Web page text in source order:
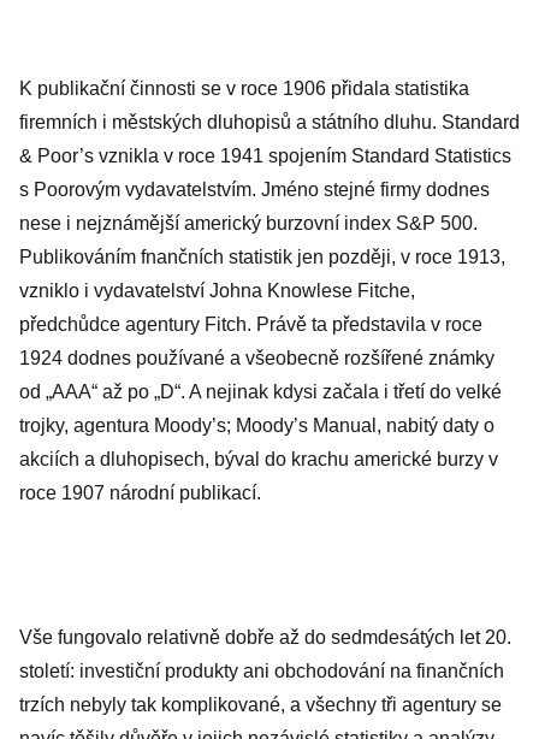
K publikační činnosti se v roce 1906 přidala statistika
firemních i městských dluhopisů a státního dluhu. Standard
& Poor’s vznikla v roce 1941 spojením Standard Statistics
s Poorovým vydavatelstvím. Jméno stejné firmy dodnes
nese i nejznámější americký burzovní index S&P 500.
Publikováním fnančních statistik jen později, v roce 1913,
vzniklo i vydavatelství Johna Knowlese Fitche,
předchůdce agentury Fitch. Právě ta představila v roce
1924 dodnes používané a všeobecně rozšířené známky
od „AAA“ až po „D“. A nejinak kdysi začala i třetí do velké
trojky, agentura Moody’s; Moody’s Manual, nabitý daty o
akciích a dluhopisech, býval do krachu americké burzy v
roce 1907 národní publikací.
Vše fungovalo relativně dobře až do sedmdesátých let 20.
století: investiční produkty ani obchodování na finančních
trzích nebyly tak komplikované, a všechny tři agentury se